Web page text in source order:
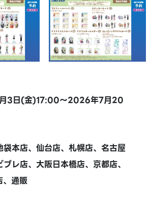
3日(金)17:00～2026年7月20
袋本店、仙台店、札幌店、名古屋
レ店、大阪日本橋店、京都店、
、通販